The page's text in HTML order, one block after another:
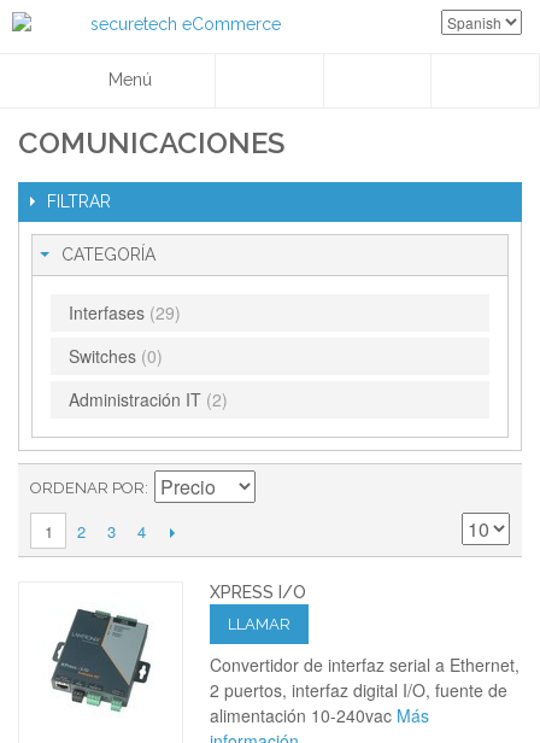
Menú
COMUNICACIONES
FILTRAR
CATEGORÍA
Interfases (29)
Switches (0)
Administración IT (2)
ORDENAR POR
1 2 3 4
XPRESS I/O
LLAMAR
Convertidor de interfaz serial a Ethernet,
2 puertos, interfaz digital I/O, fuente de
alimentación 10-240vac Más